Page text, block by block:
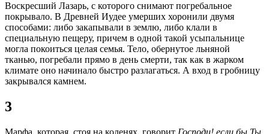
Воскресший Лазарь, с которого снимают погребальное
покрывало. В Древней Иудее умерших хоронили двумя
способами: либо закапывали в землю, либо клали в
специальную пещеру, причем в одной такой усыпальнице
могла покоиться целая семья. Тело, обернутое льняной
тканью, погребали прямо в день смерти, так как в жарком
климате оно начинало быстро разлагаться. А вход в гробницу
закрывался камнем.
3
Марфа, которая, стоя на коленях, говорит Господи! если бы Ты